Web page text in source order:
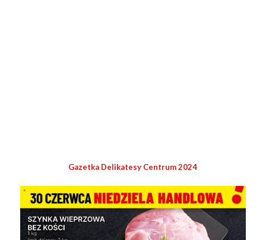
Gazetka Delikatesy Centrum 2024